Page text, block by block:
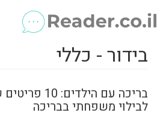
בידור - כללי
בריכה עם
לבילוי משפחתי בבריכה